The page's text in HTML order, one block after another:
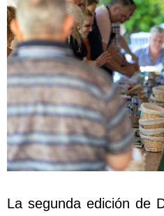
La segunda edición de